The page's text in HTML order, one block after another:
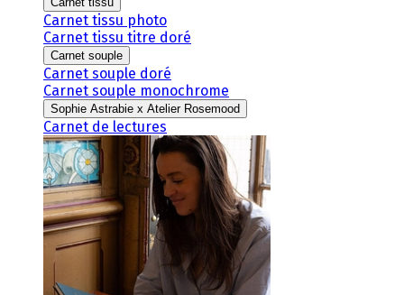
Carnet tissu photo
Carnet tissu titre doré
Carnet souple
Carnet souple doré
Carnet souple monochrome
Sophie Astrabie x Atelier Rosemood
Carnet de lectures